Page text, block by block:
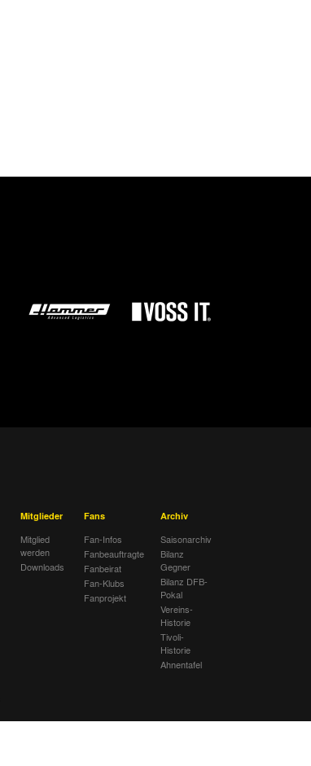
Mitglieder
Mitglied
werden
Downloads
Fans
Fan-Infos
Fanbeauftragte
Fanbeirat
Fan-Klubs
Fanprojekt
Archiv
Saisonarchiv
Bilanz
Gegner
Bilanz DFB-
Pokal
Vereins-
Historie
Tivoli-
Historie
Ahnentafel